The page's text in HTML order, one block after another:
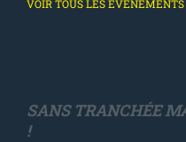
VOIR TOUS LES ÉVÈNEMENTS
SANS TRANCHÉE
!